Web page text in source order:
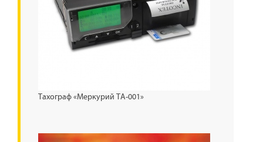
Тахограф «Меркурий ТА-001»